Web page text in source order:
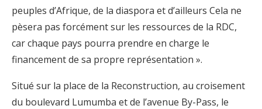
peuples d’Afrique, de la diaspora et d’ailleurs Cela ne
pèsera pas forcément sur les ressources de la RDC,
car chaque pays pourra prendre en charge le
financement de sa propre représentation ».
Situé sur la place de la Reconstruction, au croisement
du boulevard Lumumba et de l’avenue By-Pass, le